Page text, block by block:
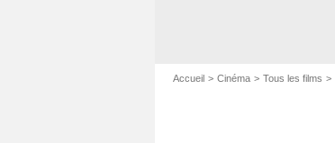
Accueil Cinéma Tous les films